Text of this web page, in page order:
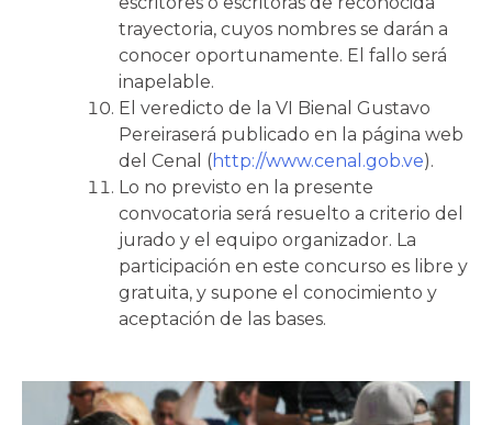
trayectoria, cuyos nombres se darán a
conocer oportunamente. El fallo será
inapelable.
El veredicto de la VI Bienal Gustavo
Pereiraserá publicado en la página web
del Cenal (http://www.cenal.gob.ve).
Lo no previsto en la presente
convocatoria será resuelto a criterio del
jurado y el equipo organizador. La
participación en este concurso es libre y
gratuita, y supone el conocimiento y
aceptación de las bases.